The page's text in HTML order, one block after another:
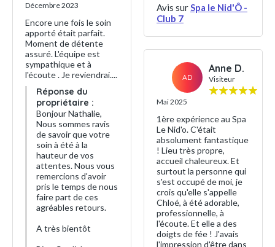
Décembre 2023
Encore une fois le soin
apporté était parfait.
Moment de détente
assuré. L'équipe est
sympathique et à
l'écoute . Je reviendrai....
Réponse du
propriétaire :
Bonjour Nathalie,
Nous sommes ravis
de savoir que votre
soin à été à la
hauteur de vos
attentes. Nous vous
remercions d'avoir
pris le temps de nous
faire part de ces
agréables retours.
A très bientôt
Avis surSpa le Nid'Ô -
Club 7
AD
Anne D.
Visiteur
Mai 2025
1ère expérience au Spa
Le Nid'o. C'était
absolument fantastique
! Lieu très propre,
accueil chaleureux. Et
surtout la personne qui
s'est occupé de moi, je
crois qu'elle s'appelle
Chloé, à été adorable,
professionnelle, à
l'écoute. Et elle a des
doigts de fée ! J'avais
l'impression d'être dans